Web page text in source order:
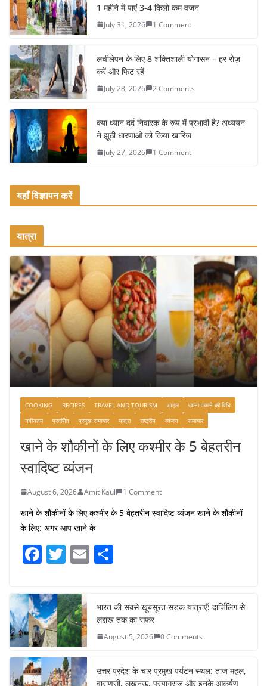
b
o
o
k
1 महीने में पाएं 3-4 किलो कम वजन
July 31, 2026 1 Comment
लचीलेपन के लिए 8 शक्तिशाली योगासन – हर रोज़
करें और फिट रहें
July 28, 2026 2 Comments
क्या ध्यान दर्द निवारक के रूप में प्रभावी है? अध्ययन
ने झूठी धारणाओं को किया खारिज
July 27, 2026 1 Comment
यहाँ विज्ञापन करें
यात्रा
COOKING RECIPES TRAVEL AND TOURISM आहार
खाना पकाने की विधि
नवीनतम
प्रदर्शित प्रमुख समाचार यात्रा राष्ट्रीय व्यंजन समाचार
खाने के शौकीनों के लिए कश्मीर के 5 बेहतरीन
स्वादिष्ट व्यंजन
August 6, 2026 Amit Kaul 1 Comment
खाने के शौकीनों के लिए कश्मीर के 5 बेहतरीन स्वादिष्ट व्यंजन खाने के शौकीनों
के लिए: अगर आप खाने के
F
c
e
b
o
o
T
itt
er
E
e
भारत की सबसे खूबसूरत सड़क यात्राएँ: दार्जिलिंग से
लद्दाख तक का सफर
August 5, 2026 0 Comments
उत्तर प्रदेश के चार प्रमुख पर्यटन स्थल: ताज महल,
वाराणसी, लखनऊ, प्रयागराज और इनके आकर्षण